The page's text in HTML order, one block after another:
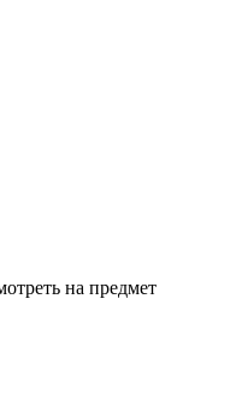
на предмет